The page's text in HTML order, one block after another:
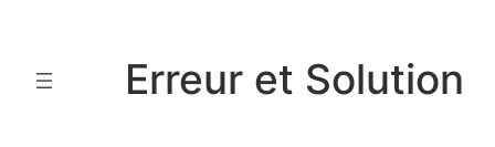
contenu
Erreur et Solution